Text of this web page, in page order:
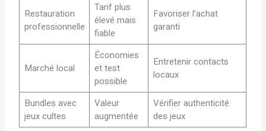
Restauration
professionnelle
Tarif plus
élevé mais
fiable
Favoriser l’achat
garanti
Marché local
Économies
et test
possible
Entretenir contacts
locaux
Bundles avec
jeux cultes
Valeur
augmentée
Vérifier authenticité
des jeux